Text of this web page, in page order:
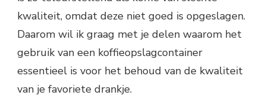
kwaliteit, omdat deze niet goed is opgeslagen.
Daarom wil ik graag met je delen waarom het
gebruik van een koffieopslagcontainer
essentieel is voor het behoud van de kwaliteit
van je favoriete drankje.